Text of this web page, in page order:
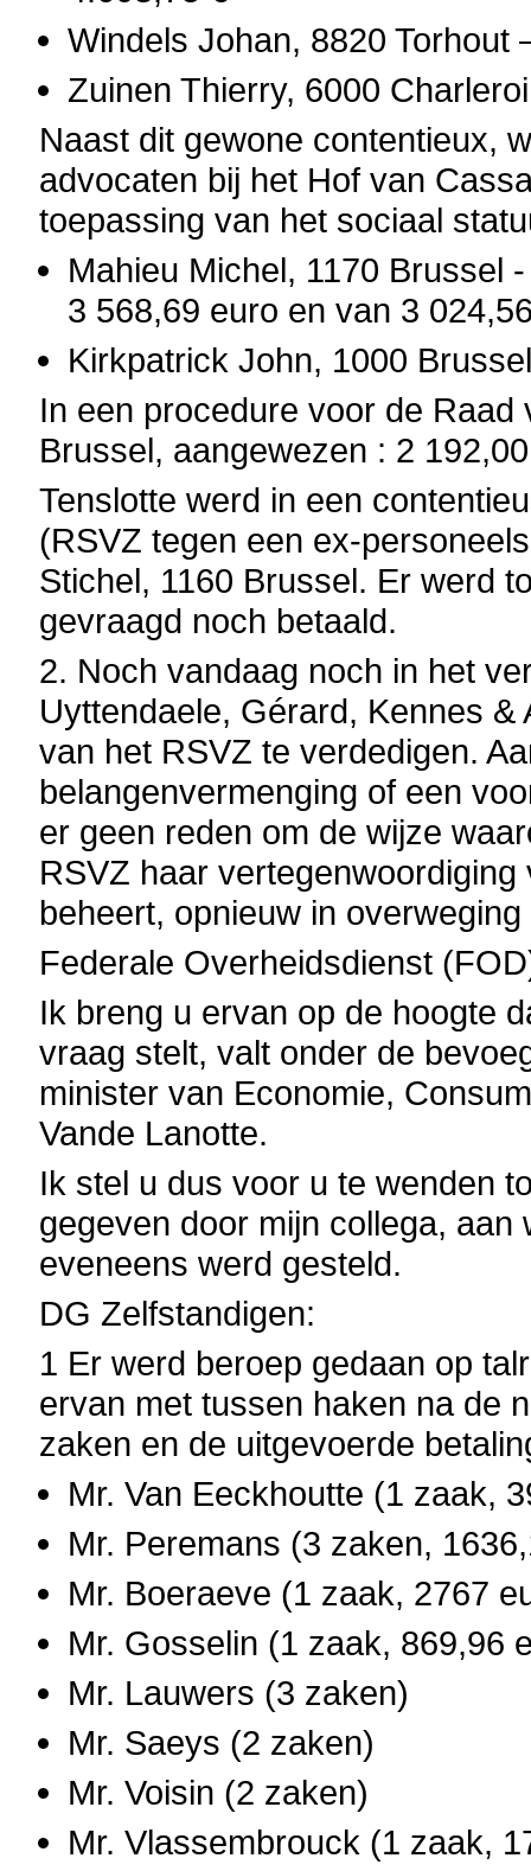
Windels Johan, 8820 Torhout
Zuinen Thierry, 6000
Naast dit gewone contentieux,
advocaten bij het Hof van
toepassing van het sociaal
Mahieu Michel, 1170 Brussel
3 568,69 euro en van 3
Kirkpatrick John, 1000
In een procedure voor de
Brussel, aangewezen : 2
Tenslotte werd in een
(RSVZ tegen een ex-
Stichel, 1160 Brussel. Er werd
gevraagd noch betaald.
2. Noch vandaag noch in het
Uyttendaele, Gérard, Kennes
van het RSVZ te verdedigen.
belangenvermenging of een
er geen reden om de wijze
RSVZ haar
beheert, opnieuw in
Federale Overheidsdienst
Ik breng u ervan op de hoogte
vraag stelt, valt onder de
minister van Economie,
Vande Lanotte.
Ik stel u dus voor u te wenden
gegeven door mijn collega,
eveneens werd gesteld.
DG Zelfstandigen:
1 Er werd beroep gedaan op
ervan met tussen haken na de
zaken en de uitgevoerde
Mr. Van Eeckhoutte (1 zaak,
Mr. Peremans (3 zaken,
Mr. Boeraeve (1 zaak, 2767
Mr. Gosselin (1 zaak, 869,96
Mr. Lauwers (3 zaken)
Mr. Saeys (2 zaken)
Mr. Voisin (2 zaken)
Mr. Vlassembrouck (1 zaak,